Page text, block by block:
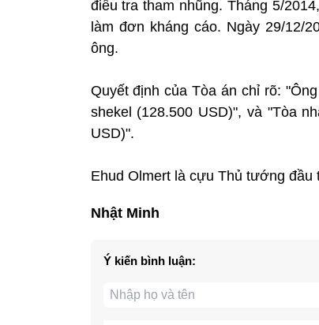
điều tra tham nhũng. Tháng 5/
làm đơn kháng cáo. Ngày 29/12/
ông.
Quyết định của Tòa án chỉ rõ:
shekel (128.500 USD)", và "Tòa
USD)".
Ehud Olmert là cựu Thủ tướng đầu
Nhật Minh
Ý kiến bình luận: